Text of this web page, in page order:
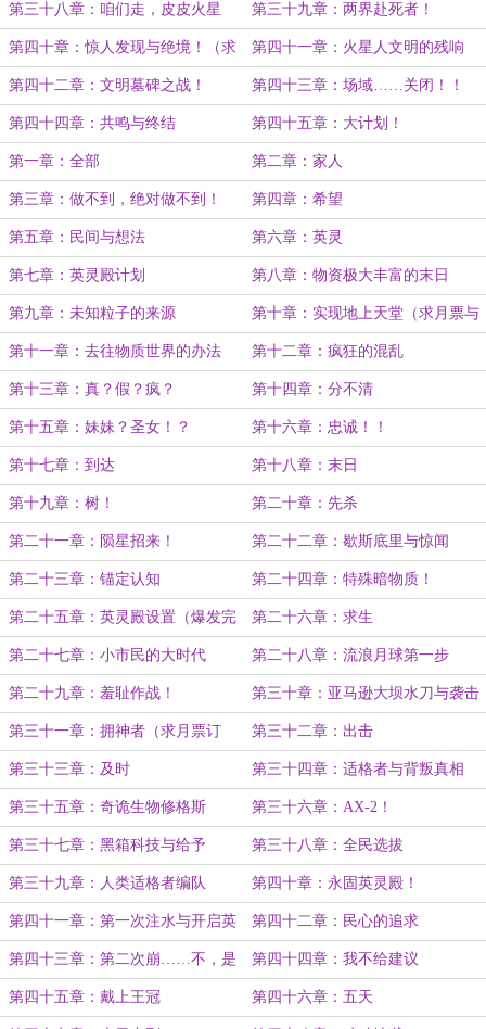
订，求订阅）
第三十八章：咱们走，皮皮火星
人！
第三十九章：两界赴死者！
第四十章：惊人发现与绝境！（求
月票，求订阅）
第四十一章：火星人文明的残响
第四十二章：文明墓碑之战！ 第四十三章：场域……关闭！！
（爆发完毕，求月票和订阅）
第四十四章：共鸣与终结 第四十五章：大计划！
第一章：全部 第二章：家人
第三章：做不到，绝对做不到！ 第四章：希望
第五章：民间与想法 第六章：英灵
第七章：英灵殿计划 第八章：物资极大丰富的末日
后……
第九章：未知粒子的来源 第十章：实现地上天堂（求月票与
订阅）
第十一章：去往物质世界的办法 第十二章：疯狂的混乱
第十三章：真？假？疯？ 第十四章：分不清
第十五章：妹妹？圣女！？ 第十六章：忠诚！！
第十七章：到达 第十八章：末日
第十九章：树！ 第二十章：先杀
第二十一章：陨星招来！ 第二十二章：歇斯底里与惊闻
第二十三章：锚定认知 第二十四章：特殊暗物质！
第二十五章：英灵殿设置（爆发完
毕求月票订阅）
第二十六章：求生
第二十七章：小市民的大时代 第二十八章：流浪月球第一步
第二十九章：羞耻作战！ 第三十章：亚马逊大坝水刀与袭击
第三十一章：拥神者（求月票订
阅）
第三十二章：出击
第三十三章：及时 第三十四章：适格者与背叛真相
第三十五章：奇诡生物修格斯 第三十六章：AX-2！
第三十七章：黑箱科技与给予 第三十八章：全民选拔
第三十九章：人类适格者编队 第四十章：永固英灵殿！
第四十一章：第一次注水与开启英
灵殿
第四十二章：民心的追求
第四十三章：第二次崩……不，是
我做的，算了，就不改这个了
第四十四章：我不给建议
第四十五章：戴上王冠 第四十六章：五天